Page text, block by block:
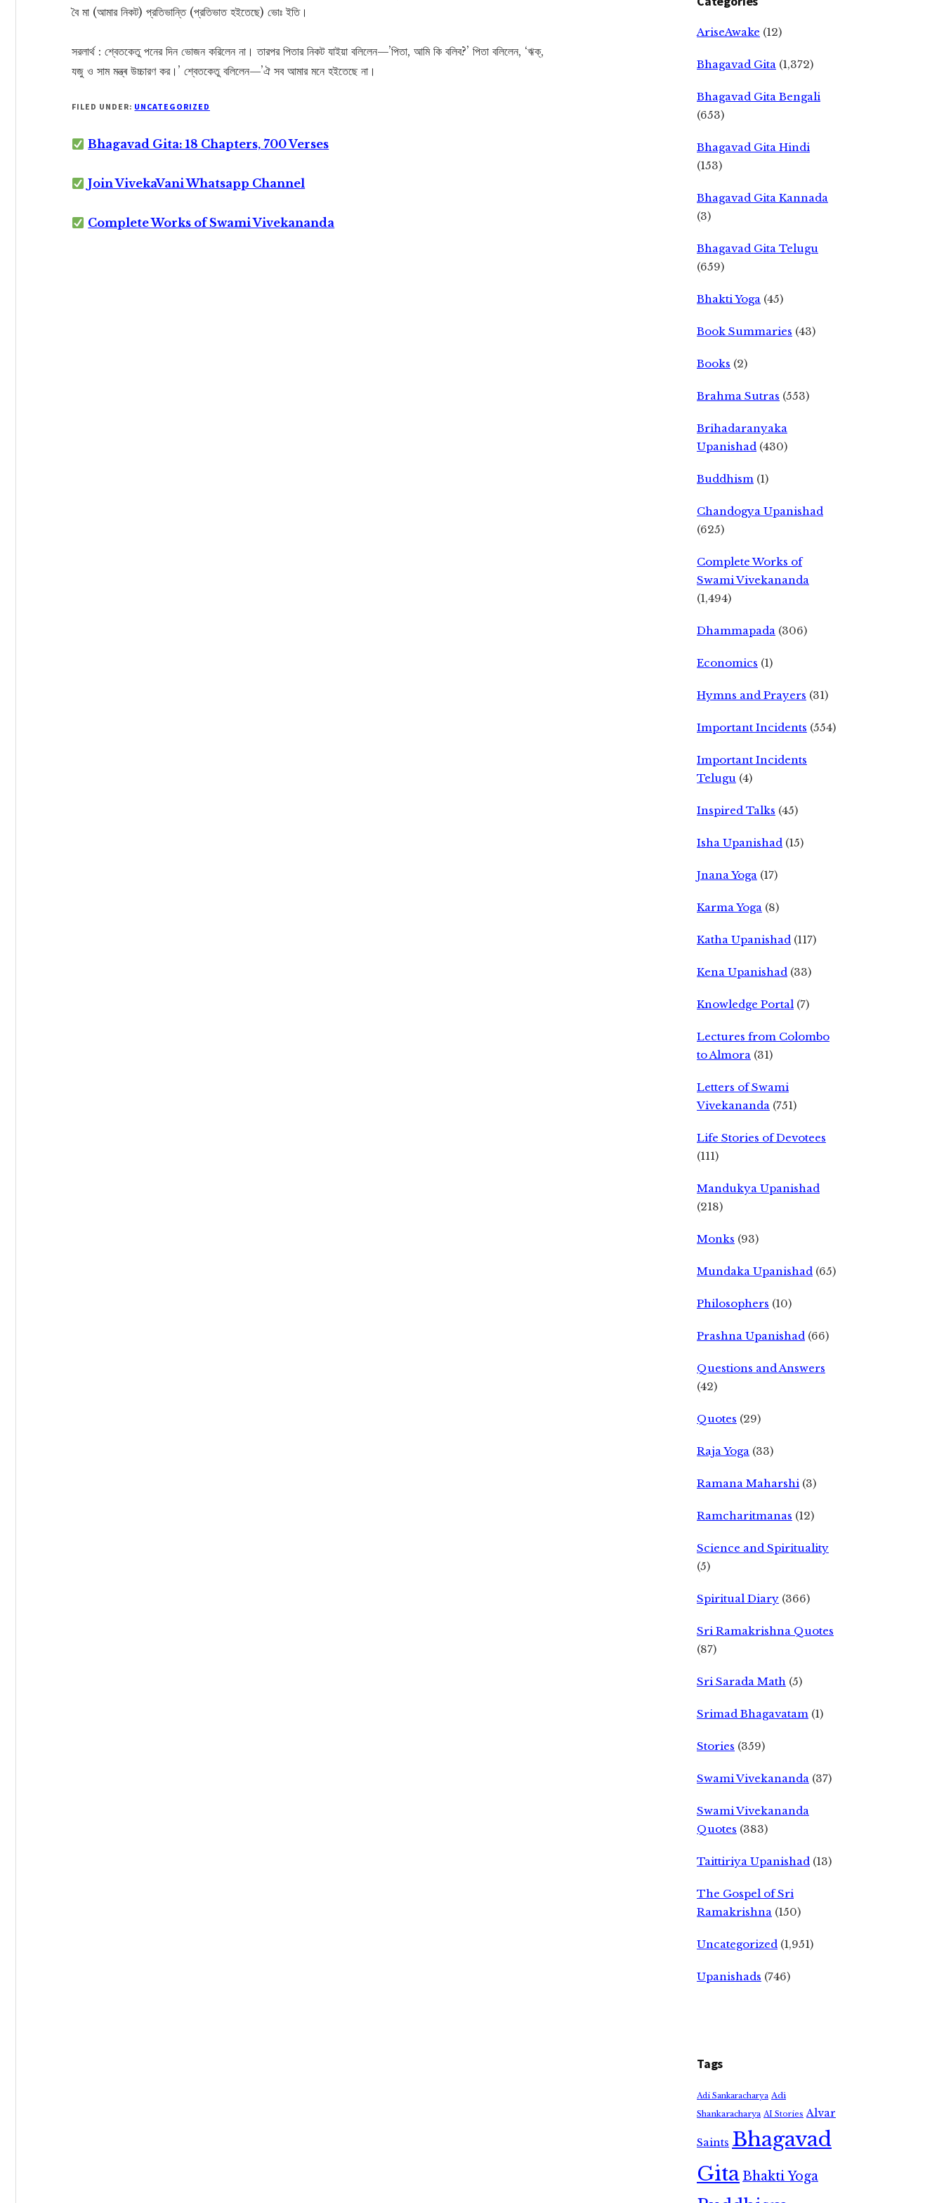
বৈ মা (আমার নিকট) প্রতিভান্তি (প্রতিভাত হইতেছে) ভোঃ ইতি।
সরলার্থ : শ্বেতকেতু পনের দিন ভোজন করিলেন না। তারপর পিতার নিকট যাইয়া বলিলেন—’পিতা, আমি কি বলিব?’ পিতা বলিলেন, ‘ঋক্,
যজু ও সাম মন্ত্ৰ উচ্চারণ কর।’ শ্বেতকেতু বলিলেন—’ঐ সব আমার মনে হইতেছে না।
FILED UNDER: UNCATEGORIZED
Bhagavad Gita: 18 Chapters, 700 Verses
Join VivekaVani Whatsapp Channel
Complete Works of Swami Vivekananda
AriseAwake (12)
Bhagavad Gita (1,372)
Bhagavad Gita Bengali
(653)
Bhagavad Gita Hindi
(153)
Bhagavad Gita Kannada
(3)
Bhagavad Gita Telugu
(659)
Bhakti Yoga (45)
Book Summaries (43)
Books (2)
Brahma Sutras (553)
Brihadaranyaka
Upanishad (430)
Buddhism (1)
Chandogya Upanishad
(625)
Complete Works of
Swami Vivekananda
(1,494)
Dhammapada (306)
Economics (1)
Hymns and Prayers (31)
Important Incidents (554)
Important Incidents
Telugu (4)
Inspired Talks (45)
Isha Upanishad (15)
Jnana Yoga (17)
Karma Yoga (8)
Katha Upanishad (117)
Kena Upanishad (33)
Knowledge Portal (7)
Lectures from Colombo
to Almora (31)
Letters of Swami
Vivekananda (751)
Life Stories of Devotees
(111)
Mandukya Upanishad
(218)
Monks (93)
Mundaka Upanishad (65)
Philosophers (10)
Prashna Upanishad (66)
Questions and Answers
(42)
Quotes (29)
Raja Yoga (33)
Ramana Maharshi (3)
Ramcharitmanas (12)
Science and Spirituality
(5)
Spiritual Diary (366)
Sri Ramakrishna Quotes
(87)
Sri Sarada Math (5)
Srimad Bhagavatam (1)
Stories (359)
Swami Vivekananda (37)
Swami Vivekananda
Quotes (383)
Taittiriya Upanishad (13)
The Gospel of Sri
Ramakrishna (150)
Uncategorized (1,951)
Upanishads (746)
Tags
Adi Sankaracharya Adi
Shankaracharya AI Stories Alvar
Saints Bhagavad
GitaBhakti Yoga